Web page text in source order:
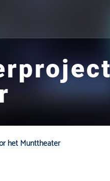
het Munttheater